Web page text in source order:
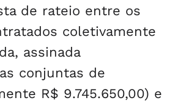
de rateio entre os
coletivamente
assinada
conjuntas de
R$ 9.745.650,00) e